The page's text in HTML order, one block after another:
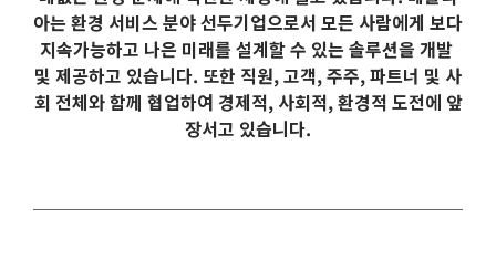
아는 환경 서비스 분야 선두기업으로서 모든 사람에게 보다
지속가능하고 나은 미래를 설계할 수 있는 솔루션을 개발
및 제공하고 있습니다. 또한 직원, 고객, 주주, 파트너 및 사
회 전체와 함께 협업하여 경제적, 사회적, 환경적 도전에 앞
장서고 있습니다.